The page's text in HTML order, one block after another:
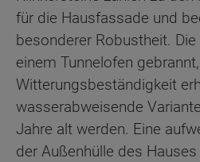
für die Hausfassade und
besonderer Robustheit.
einem Tunnelofen
Witterungsbeständigkeit
wasserabweisende
Jahre alt werden. Eine
der Außenhülle des